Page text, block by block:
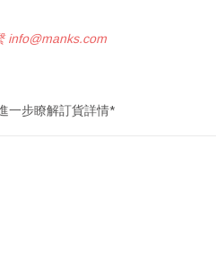
info@manks.com
一步瞭解訂貨詳情*
將眾所周知的類型提煉到其本質 -